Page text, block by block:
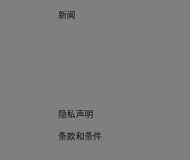
新闻
隐私声明
条款和条件